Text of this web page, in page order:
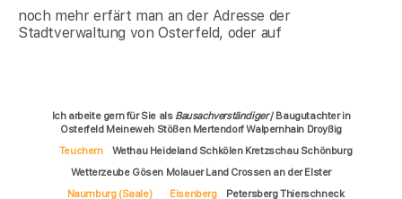
noch mehr erfärt man an der Adresse der
Stadtverwaltung von Osterfeld, oder auf
Ich arbeite gern für Sie als Bausachverständiger/ Baugutachter in
Osterfeld Meineweh Stößen Mertendorf Walpernhain Droyßig
Teuchern
Wethau Heideland Schkölen Kretzschau Schönburg
Wetterzeube Gösen Molauer Land Crossen an der Elster
Naumburg (Saale)
Eisenberg Petersberg Thierschneck